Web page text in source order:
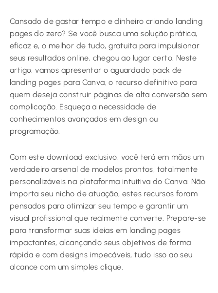
Cansado de gastar tempo e dinheiro criando landing
pages do zero? Se você busca uma solução prática,
eficaz e, o melhor de tudo, gratuita para impulsionar
seus resultados online, chegou ao lugar certo. Neste
artigo, vamos apresentar o aguardado pack de
landing pages para Canva, o recurso definitivo para
quem deseja construir páginas de alta conversão sem
complicação. Esqueça a necessidade de
conhecimentos avançados em design ou
programação.
Com este download exclusivo, você terá em mãos um
verdadeiro arsenal de modelos prontos, totalmente
personalizáveis na plataforma intuitiva do Canva. Não
importa seu nicho de atuação, estes recursos foram
pensados para otimizar seu tempo e garantir um
visual profissional que realmente converte. Prepare-se
para transformar suas ideias em landing pages
impactantes, alcançando seus objetivos de forma
rápida e com designs impecáveis, tudo isso ao seu
alcance com um simples clique.